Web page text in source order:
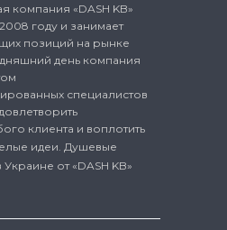
компания «DASH KB»
году и занимает
позиций на рынке
день компания
специалистов
клиента и воплотить
идеи. Душевые
Украине от «DASH KB»